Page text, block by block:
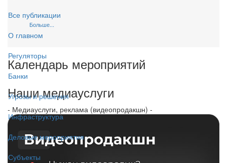
Все публикации
О главном
Регуляторы
Банки
Угрозы и решения
Инфраструктура
Деловые мероприятия
Субъекты
Больше...
Календарь мероприятий
Наши медиауслуги
- Медиауслуги, реклама (видеопродакшн) -